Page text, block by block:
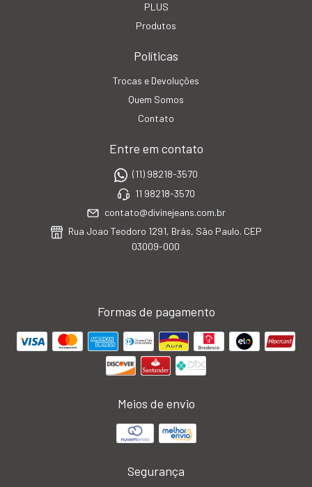
PLUS
Produtos
Políticas
Trocas e Devoluções
Quem Somos
Contato
Entre em contato
(11) 98218-3570
11 98218-3570
contato@divinejeans.com.br
Rua Joao Teodoro 1291, Brás, São Paulo. CEP
03009-000
Formas de pagamento
Meios de envio
Segurança